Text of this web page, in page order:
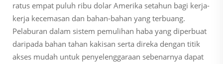
ratus empat puluh ribu dolar Amerika setahun bagi kerja-
kerja kecemasan dan bahan-bahan yang terbuang.
Pelaburan dalam sistem pemulihan haba yang diperbuat
daripada bahan tahan kakisan serta direka dengan titik
akses mudah untuk penyelenggaraan sebenarnya dapat